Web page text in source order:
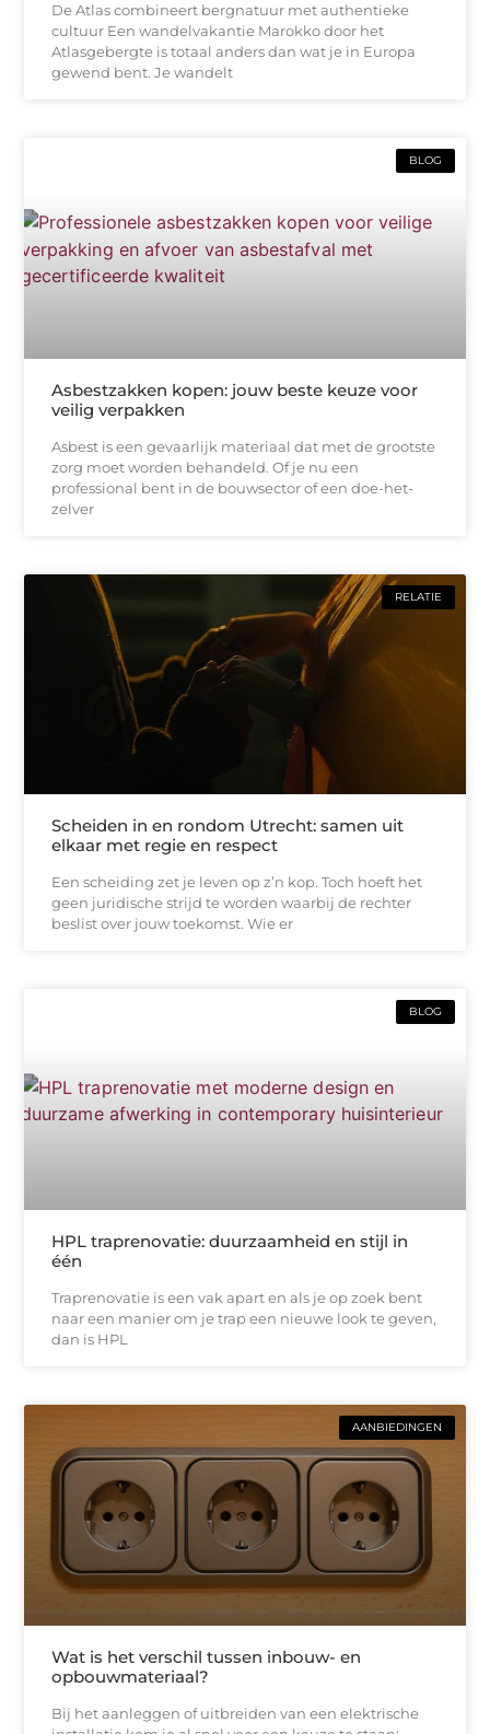
De Atlas combineert bergnatuur met authentieke
cultuur Een wandelvakantie Marokko door het
Atlasgebergte is totaal anders dan wat je in Europa
gewend bent. Je wandelt
BLOG
Asbestzakken kopen: jouw beste keuze voor
veilig verpakken
Asbest is een gevaarlijk materiaal dat met de grootste
zorg moet worden behandeld. Of je nu een
professional bent in de bouwsector of een doe-het-
zelver
RELATIE
Scheiden in en rondom Utrecht: samen uit
elkaar met regie en respect
Een scheiding zet je leven op z’n kop. Toch hoeft het
geen juridische strijd te worden waarbij de rechter
beslist over jouw toekomst. Wie er
BLOG
HPL traprenovatie: duurzaamheid en stijl in
één
Traprenovatie is een vak apart en als je op zoek bent
naar een manier om je trap een nieuwe look te geven,
dan is HPL
AANBIEDINGEN
Wat is het verschil tussen inbouw- en
opbouwmateriaal?
Bij het aanleggen of uitbreiden van een elektrische